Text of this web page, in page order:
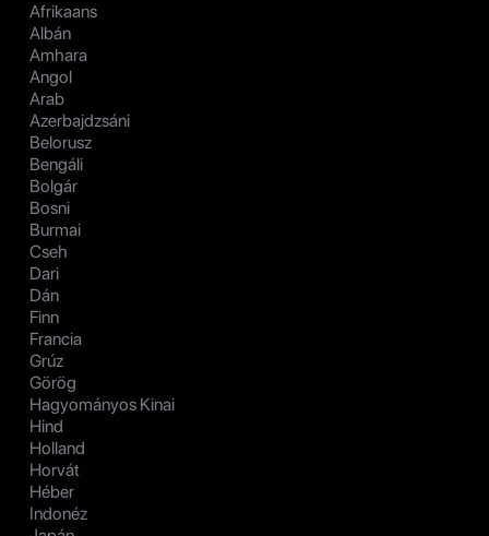
Afrikaans
Albán
Amhara
Angol
Arab
Azerbajdzsáni
Belorusz
Bengáli
Bolgár
Bosni
Burmai
Cseh
Dari
Dán
Finn
Francia
Grúz
Görög
Hagyományos Kinai
Hind
Holland
Horvát
Héber
Indonéz